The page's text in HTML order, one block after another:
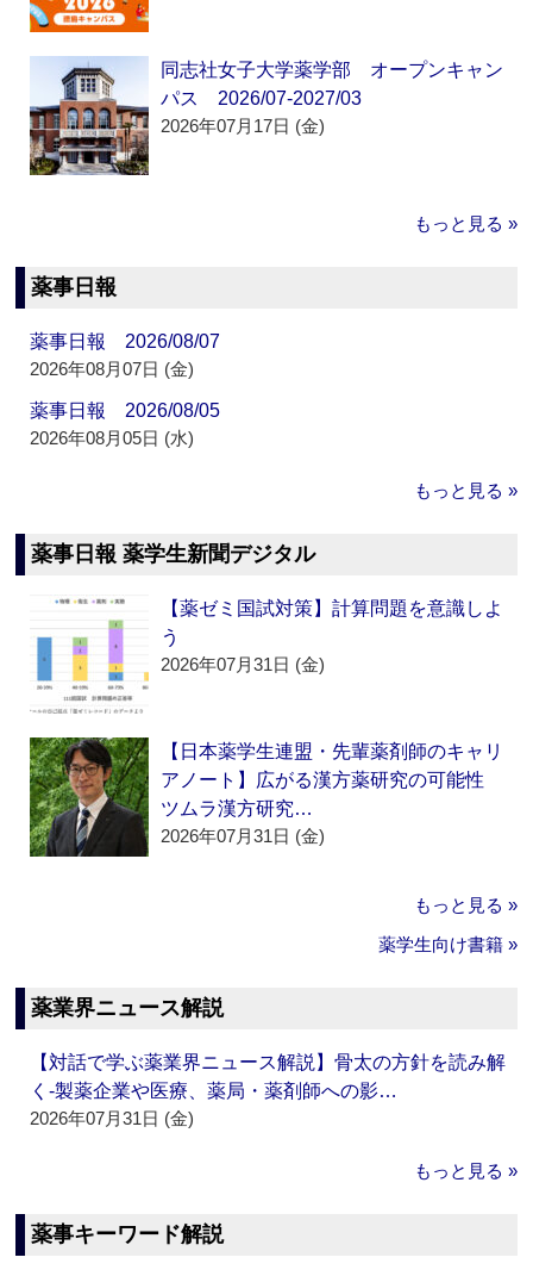
同志社女子大学薬学部 オープンキャン
パス 2026/07-2027/03
2026年07月17日 (金)
もっと見る »
薬事日報
薬事日報 2026/08/07
2026年08月07日 (金)
薬事日報 2026/08/05
2026年08月05日 (水)
もっと見る »
薬事日報 薬学生新聞デジタル
【薬ゼミ国試対策】計算問題を意識しよ
う
2026年07月31日 (金)
【日本薬学生連盟・先輩薬剤師のキャリ
アノート】広がる漢方薬研究の可能性
ツムラ漢方研究…
2026年07月31日 (金)
もっと見る »
薬学生向け書籍 »
薬業界ニュース解説
【対話で学ぶ薬業界ニュース解説】骨太の方針を読み解
く‐製薬企業や医療、薬局・薬剤師への影…
2026年07月31日 (金)
もっと見る »
薬事キーワード解説